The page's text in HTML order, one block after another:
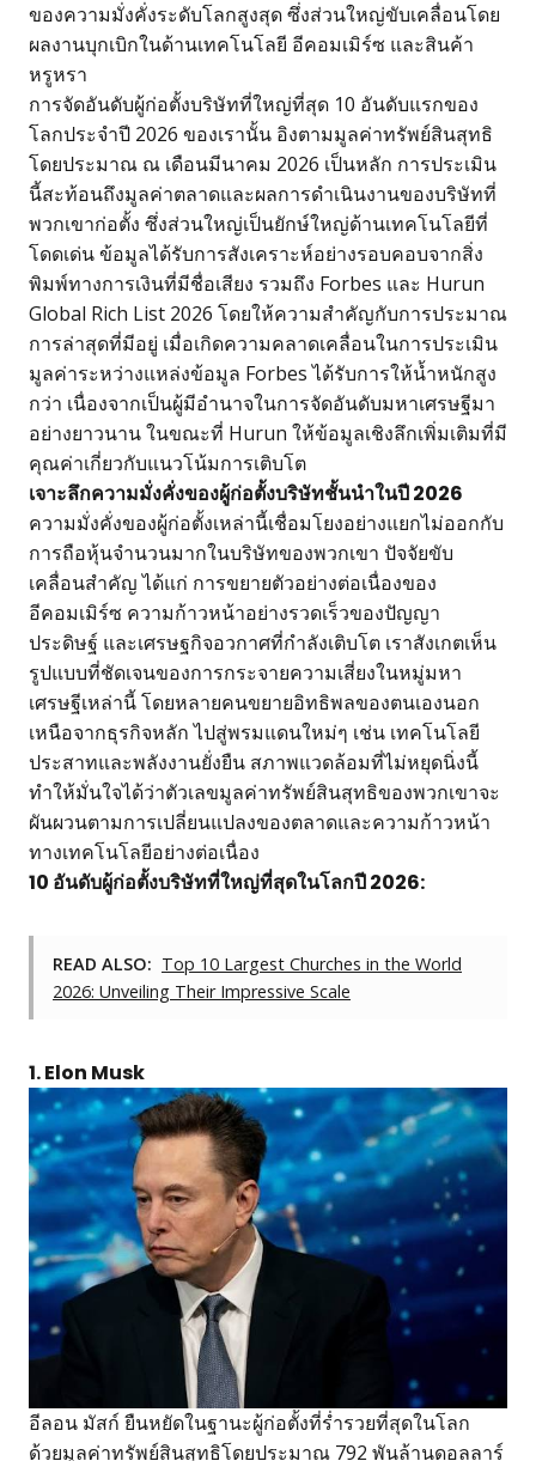
ของความมั่งคั่งระดับโลกสูงสุด ซึ่งส่วนใหญ่ขับเคลื่อนโดย
ผลงานบุกเบิกในด้านเทคโนโลยี อีคอมเมิร์ซ และสินค้า
หรูหรา
การจัดอันดับผู้ก่อตั้งบริษัทที่ใหญ่ที่สุด 10 อันดับแรกของ
โลกประจำปี 2026 ของเรานั้น อิงตามมูลค่าทรัพย์สินสุทธิ
โดยประมาณ ณ เดือนมีนาคม 2026 เป็นหลัก การประเมิน
นี้สะท้อนถึงมูลค่าตลาดและผลการดำเนินงานของบริษัทที่
พวกเขาก่อตั้ง ซึ่งส่วนใหญ่เป็นยักษ์ใหญ่ด้านเทคโนโลยีที่
โดดเด่น ข้อมูลได้รับการสังเคราะห์อย่างรอบคอบจากสิ่ง
พิมพ์ทางการเงินที่มีชื่อเสียง รวมถึง Forbes และ Hurun
Global Rich List 2026 โดยให้ความสำคัญกับการประมาณ
การล่าสุดที่มีอยู่ เมื่อเกิดความคลาดเคลื่อนในการประเมิน
มูลค่าระหว่างแหล่งข้อมูล Forbes ได้รับการให้น้ำหนักสูง
กว่า เนื่องจากเป็นผู้มีอำนาจในการจัดอันดับมหาเศรษฐีมา
อย่างยาวนาน ในขณะที่ Hurun ให้ข้อมูลเชิงลึกเพิ่มเติมที่มี
คุณค่าเกี่ยวกับแนวโน้มการเติบโต
เจาะลึกความมั่งคั่งของผู้ก่อตั้งบริษัทชั้นนำในปี 2026
ความมั่งคั่งของผู้ก่อตั้งเหล่านี้เชื่อมโยงอย่างแยกไม่ออกกับ
การถือหุ้นจำนวนมากในบริษัทของพวกเขา ปัจจัยขับ
เคลื่อนสำคัญ ได้แก่ การขยายตัวอย่างต่อเนื่องของ
อีคอมเมิร์ซ ความก้าวหน้าอย่างรวดเร็วของปัญญา
ประดิษฐ์ และเศรษฐกิจอวกาศที่กำลังเติบโต เราสังเกตเห็น
รูปแบบที่ชัดเจนของการกระจายความเสี่ยงในหมู่มหา
เศรษฐีเหล่านี้ โดยหลายคนขยายอิทธิพลของตนเองนอก
เหนือจากธุรกิจหลัก ไปสู่พรมแดนใหม่ๆ เช่น เทคโนโลยี
ประสาทและพลังงานยั่งยืน สภาพแวดล้อมที่ไม่หยุดนิ่งนี้
ทำให้มั่นใจได้ว่าตัวเลขมูลค่าทรัพย์สินสุทธิของพวกเขาจะ
ผันผวนตามการเปลี่ยนแปลงของตลาดและความก้าวหน้า
ทางเทคโนโลยีอย่างต่อเนื่อง
10 อันดับผู้ก่อตั้งบริษัทที่ใหญ่ที่สุดในโลกปี 2026:
READ ALSO: Top 10 Largest Churches in the World
2026: Unveiling Their Impressive Scale
1. Elon Musk
อีลอน มัสก์ ยืนหยัดในฐานะผู้ก่อตั้งที่ร่ำรวยที่สุดในโลก
ด้วยมูลค่าทรัพย์สินสุทธิโดยประมาณ 792 พันล้านดอลลาร์